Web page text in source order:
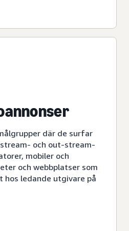
där de surfar
och out-stream-
mobiler och
och webbplatser som
hos ledande utgivare på